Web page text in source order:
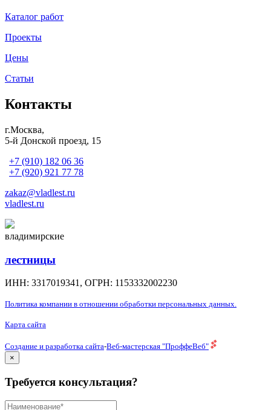
Каталог работ
Проекты
Цены
Статьи
Контакты
г.Москва,
5-й Донской проезд, 15
+7 (910) 182 06 36
+7 (920) 921 77 78
zakaz@vladlest.ru
vladlest.ru
владимирские
лестницы
ИНН: 3317019341, ОГРН: 1153332002230
Политика компании в отношении обработки персональных данных.
Карта сайта
Создание и разработка сайта-Веб-мастерская "ПроффеВеб"
×
Требуется консультация?